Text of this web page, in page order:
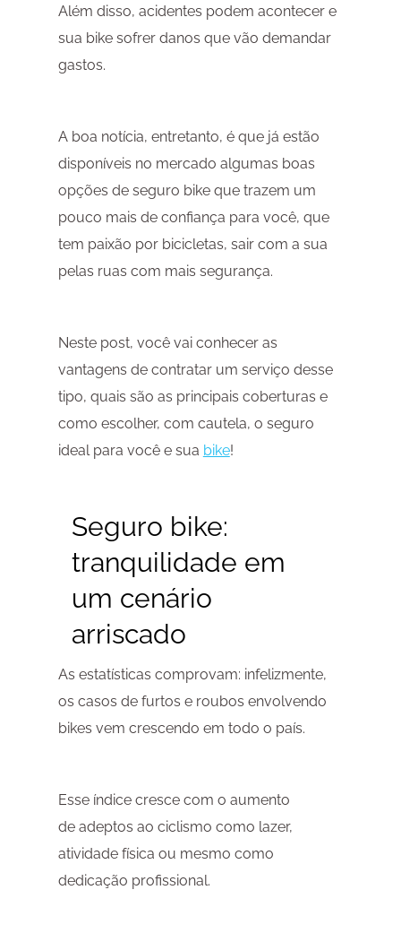
Além disso, acidentes podem acontecer e
sua bike sofrer danos que vão demandar
gastos.
A boa notícia, entretanto, é que já estão
disponíveis no mercado algumas boas
opções de seguro bike que trazem um
pouco mais de confiança para você, que
tem paixão por bicicletas, sair com a sua
pelas ruas com mais segurança.
Neste post, você vai conhecer as
vantagens de contratar um serviço desse
tipo, quais são as principais coberturas e
como escolher, com cautela, o seguro
ideal para você e sua bike!
Seguro bike:
tranquilidade em
um cenário
arriscado
As estatísticas comprovam: infelizmente,
os casos de furtos e roubos envolvendo
bikes vem crescendo em todo o país.
Esse índice cresce com o aumento
de adeptos ao ciclismo como lazer,
atividade física ou mesmo como
dedicação profissional.